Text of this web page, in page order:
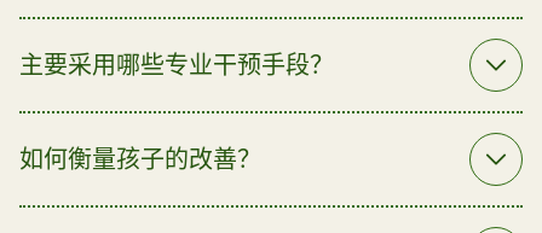
主要采用哪些专业干预手段？
如何衡量孩子的改善？